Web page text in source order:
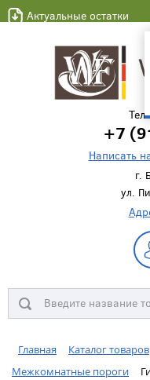
Актуальные остатки
+7
Написать
г.
ул.
Главная Каталог товаров
Межкомнатные пороги